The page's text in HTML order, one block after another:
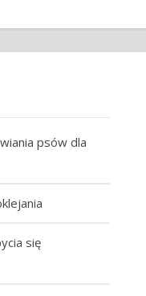
psów dla
się